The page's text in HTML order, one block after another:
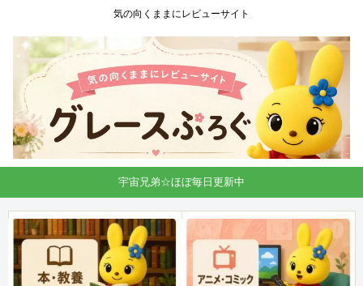
気の向くままにレビューサイト
宇宙兄弟☆ほぼ毎日更新中